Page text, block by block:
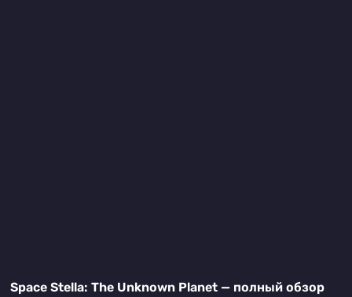
Space Stella: The Unknown Planet — полный обзор